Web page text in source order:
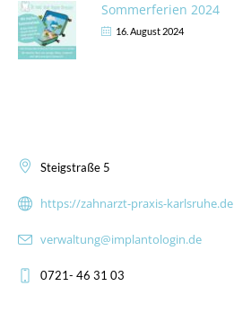
Sommerferien 2024
16. August 2024
Steigstraße 5
https://zahnarzt-praxis-karlsruhe.de
verwaltung@implantologin.de
0721- 46 31 03